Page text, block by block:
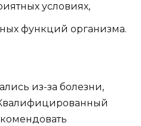
условиях,
функций организма.
из-за болезни,
Квалифицированный